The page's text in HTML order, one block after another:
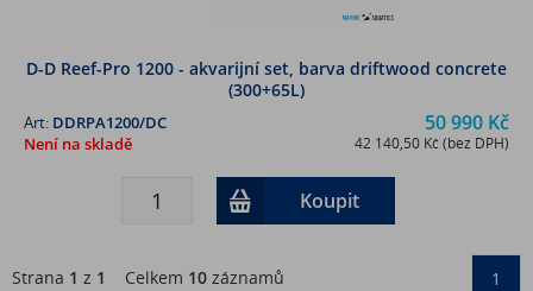
D-D Reef-Pro 1200 - akvarijní set, barva driftwood concrete
(300+65L)
50 990 Kč
42 140,50 Kč (bez DPH)
Art: DDRPA1200/DC
Není na skladě
Koupit
Strana 1 z 1 Celkem 10 záznamů 1